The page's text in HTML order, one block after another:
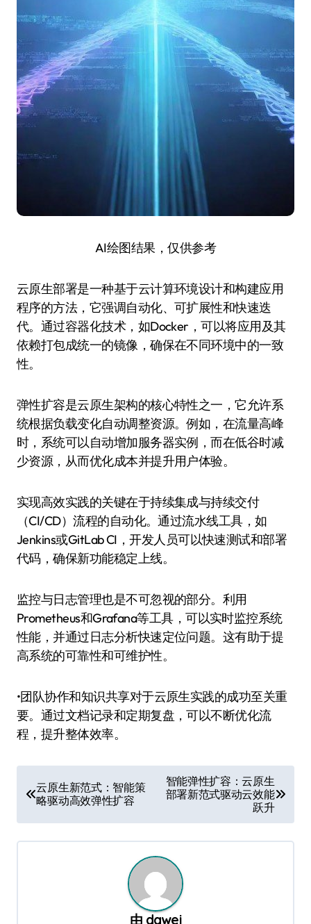
AI绘图结果，仅供参考
云原生部署是一种基于云计算环境设计和构建应用
程序的方法，它强调自动化、可扩展性和快速迭
代。通过容器化技术，如Docker，可以将应用及其
依赖打包成统一的镜像，确保在不同环境中的一致
性。
弹性扩容是云原生架构的核心特性之一，它允许系
统根据负载变化自动调整资源。例如，在流量高峰
时，系统可以自动增加服务器实例，而在低谷时减
少资源，从而优化成本并提升用户体验。
实现高效实践的关键在于持续集成与持续交付
（CI/CD）流程的自动化。通过流水线工具，如
Jenkins或GitLab CI，开发人员可以快速测试和部署
代码，确保新功能稳定上线。
监控与日志管理也是不可忽视的部分。利用
Prometheus和Grafana等工具，可以实时监控系统
性能，并通过日志分析快速定位问题。这有助于提
高系统的可靠性和可维护性。
•团队协作和知识共享对于云原生实践的成功至关重
要。通过文档记录和定期复盘，可以不断优化流
程，提升整体效率。
章
导
航
云原生新范式：智能策
略驱动高效弹性扩容
智能弹性扩容：云原生
部署新范式驱动云效能
跃升
由 dawei